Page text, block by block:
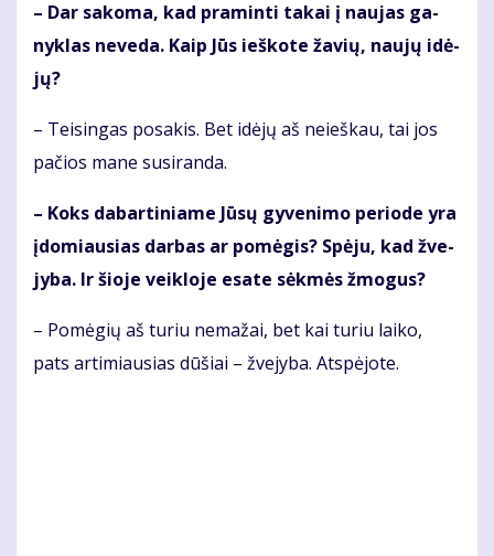
– Dar sa­ko­ma, kad pra­min­ti ta­kai į nau­jas ga­
nyk­las ne­ve­da. Kaip Jūs ieš­ko­te ža­vių, nau­jų idė­
jų?
– Tei­sin­gas po­sa­kis. Bet idė­jų aš nei­eš­kau, tai jos
pa­čios ma­ne su­si­ran­da.
– Koks da­bar­ti­nia­me Jū­sų gy­ve­ni­mo pe­ri­ode yra
įdo­miau­sias dar­bas ar po­mė­gis? Spė­ju, kad žve­
jy­ba. Ir šio­je veik­lo­je esa­te sėk­mės žmo­gus?
– Po­mė­gių aš tu­riu ne­ma­žai, bet kai tu­riu lai­ko,
pats ar­ti­miau­sias dū­šiai – žve­jy­ba. At­spė­jo­te.